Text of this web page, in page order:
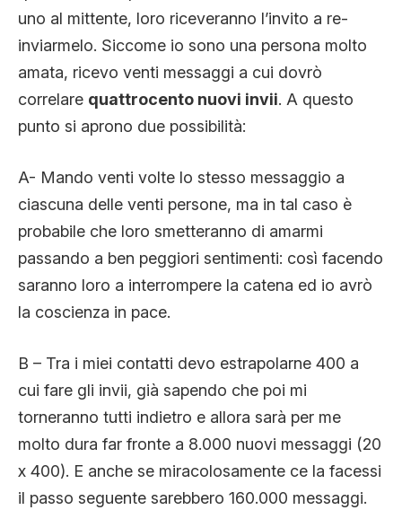
uno al mittente, loro riceveranno l’invito a re-
inviarmelo. Siccome io sono una persona molto
amata, ricevo venti messaggi a cui dovrò
correlare quattrocento nuovi invii. A questo
punto si aprono due possibilità:
A- Mando venti volte lo stesso messaggio a
ciascuna delle venti persone, ma in tal caso è
probabile che loro smetteranno di amarmi
passando a ben peggiori sentimenti: così facendo
saranno loro a interrompere la catena ed io avrò
la coscienza in pace.
B – Tra i miei contatti devo estrapolarne 400 a
cui fare gli invii, già sapendo che poi mi
torneranno tutti indietro e allora sarà per me
molto dura far fronte a 8.000 nuovi messaggi (20
x 400). E anche se miracolosamente ce la facessi
il passo seguente sarebbero 160.000 messaggi.